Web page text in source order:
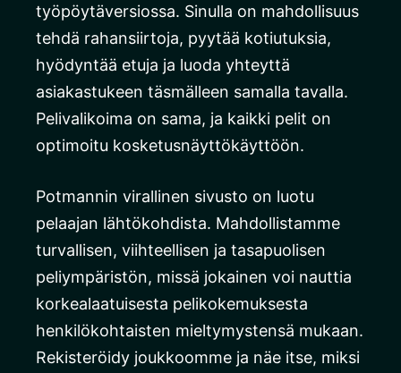
työpöytäversiossa. Sinulla on mahdollisuus
tehdä rahansiirtoja, pyytää kotiutuksia,
hyödyntää etuja ja luoda yhteyttä
asiakastukeen täsmälleen samalla tavalla.
Pelivalikoima on sama, ja kaikki pelit on
optimoitu kosketusnäyttökäyttöön.
Potmannin virallinen sivusto on luotu
pelaajan lähtökohdista. Mahdollistamme
turvallisen, viihteellisen ja tasapuolisen
peliympäristön, missä jokainen voi nauttia
korkealaatuisesta pelikokemuksesta
henkilökohtaisten mieltymystensä mukaan.
Rekisteröidy joukkoomme ja näe itse, miksi